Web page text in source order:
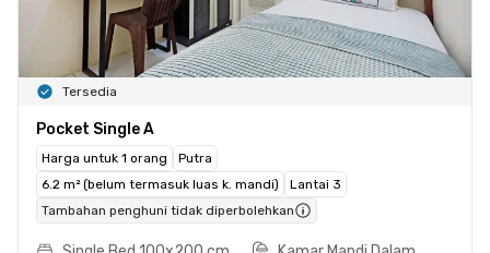
Tersedia
Pocket Single A
Harga untuk 1 orang
Putra
6.2 m² (belum termasuk luas k. mandi)
Lantai 3
Tambahan penghuni tidak diperbolehkan